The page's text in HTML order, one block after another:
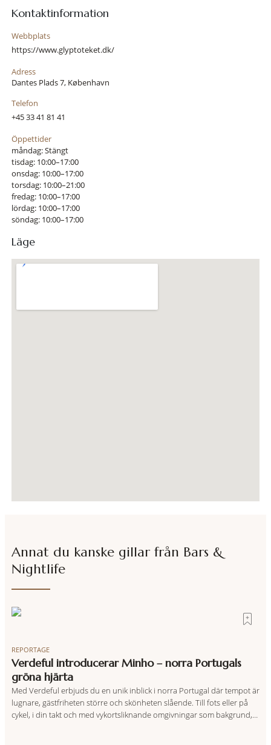
Kontaktinformation
Webbplats
https://www.glyptoteket.dk/
Adress
Dantes Plads 7, København
Telefon
+45 33 41 81 41
Öppettider
måndag: Stängt
tisdag: 10:00–17:00
onsdag: 10:00–17:00
torsdag: 10:00–21:00
fredag: 10:00–17:00
lördag: 10:00–17:00
söndag: 10:00–17:00
Läge
Annat du kanske gillar från Bars &
Nightlife
REPORTAGE
Verdeful introducerar Minho – norra Portugals
gröna hjärta
Med Verdeful erbjuds du en unik inblick i norra Portugal där tempot är
lugnare, gästfriheten större och skönheten slående. Till fots eller på
cykel, i din takt och med vykortsliknande omgivningar som bakgrund,